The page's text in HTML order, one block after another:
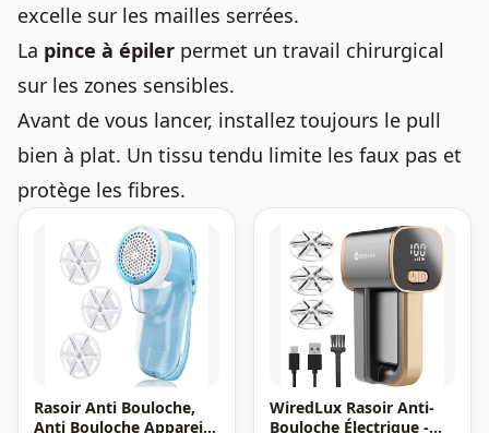
excelle sur les mailles serrées.
La pince à épiler permet un travail chirurgical
sur les zones sensibles.
Avant de vous lancer, installez toujours le pull
bien à plat. Un tissu tendu limite les faux pas et
protège les fibres.
Rasoir Anti Bouloche,
Anti Bouloche Appareil
WiredLux Rasoir Anti-
Bouloche Électrique -